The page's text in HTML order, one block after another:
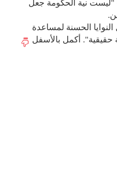
"ليست نية الحكومة جعل
النوايا الحسنة لمساعدة
أكمل بالأسفل